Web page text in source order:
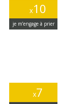
x10
je m’engage à prier
x7